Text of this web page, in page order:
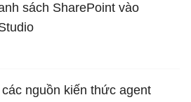
sách SharePoint vào
nguồn kiến ​​thức agent